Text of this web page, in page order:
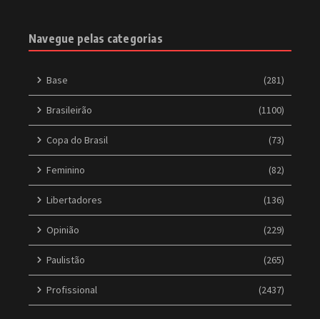
Navegue pelas categorias
Base (281)
Brasileirão (1100)
Copa do Brasil (73)
Feminino (82)
Libertadores (136)
Opinião (229)
Paulistão (265)
Profissional (2437)